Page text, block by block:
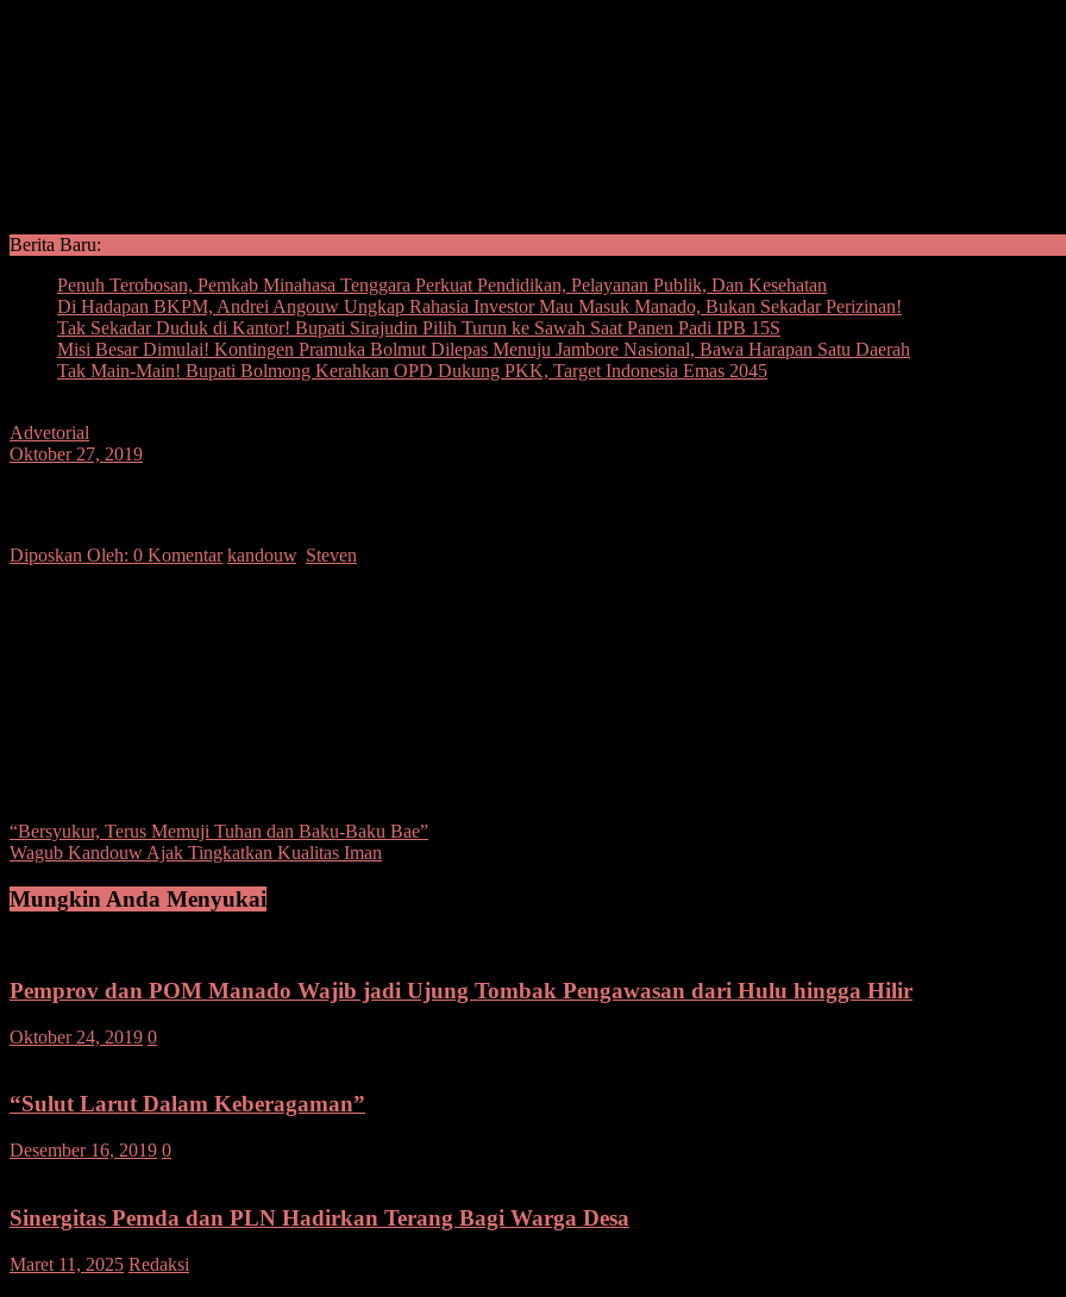
Berita Baru:
Penuh Terobosan, Pemkab Minahasa Tenggara Perkuat Pendidikan, Pelayanan Publik, Dan Kesehatan
Di Hadapan BKPM, Andrei Angouw Ungkap Rahasia Investor Mau Masuk Manado, Bukan Sekadar Perizinan!
Tak Sekadar Duduk di Kantor! Bupati Sirajudin Pilih Turun ke Sawah Saat Panen Padi IPB 15S
Misi Besar Dimulai! Kontingen Pramuka Bolmut Dilepas Menuju Jambore Nasional, Bawa Harapan Satu Daerah
Tak Main-Main! Bupati Bolmong Kerahkan OPD Dukung PKK, Target Indonesia Emas 2045
Advetorial
Oktober 27, 2019
Diposkan Oleh: 0 Komentar kandouw, Steven
Navigasi
pos
“Bersyukur, Terus Memuji Tuhan dan Baku-Baku Bae”
Wagub Kandouw Ajak Tingkatkan Kualitas Iman
Mungkin Anda Menyukai
Pemprov dan POM Manado Wajib jadi Ujung Tombak Pengawasan dari Hulu hingga Hilir
Oktober 24, 2019 0
“Sulut Larut Dalam Keberagaman”
Desember 16, 2019 0
Sinergitas Pemda dan PLN Hadirkan Terang Bagi Warga Desa
Maret 11, 2025 Redaksi